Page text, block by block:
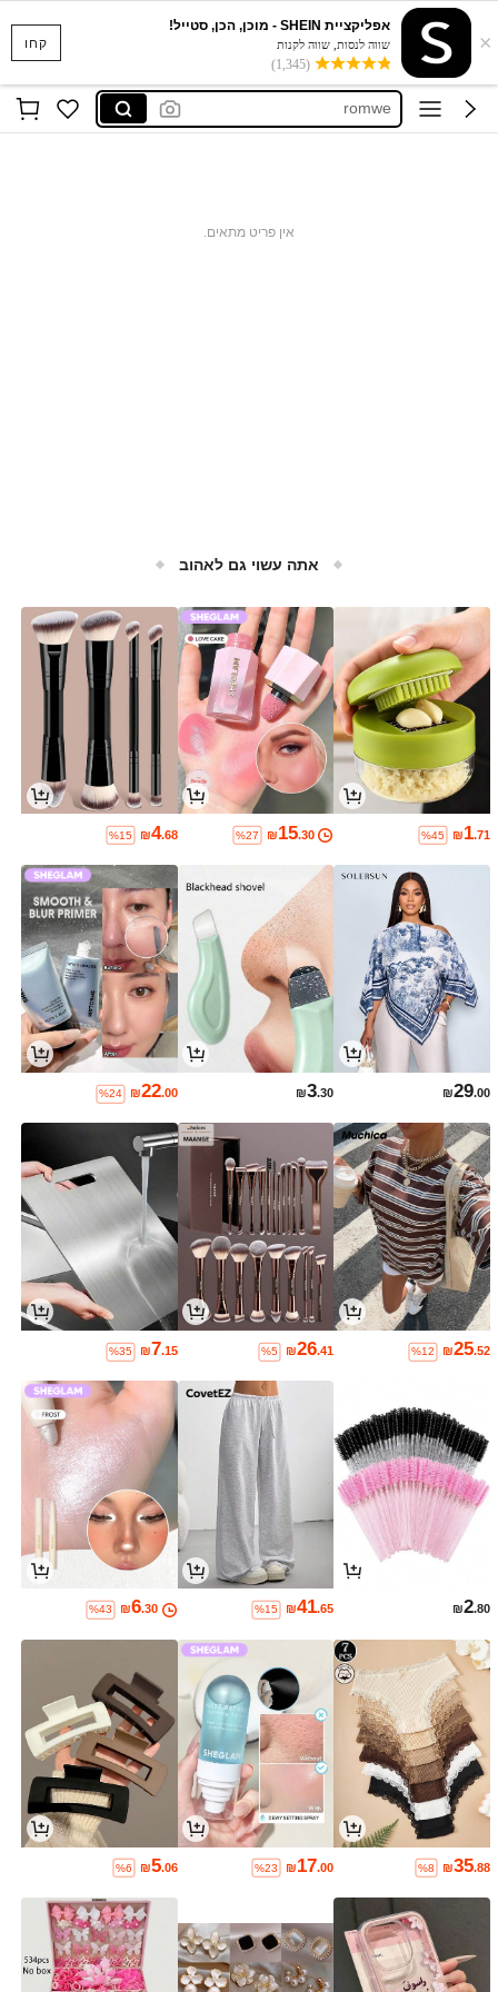
קחו ×
אפליקציית SHEIN - מוכן, הכן, סטייל!
שווה לנסות, שווה לקנות
(1,345)
手機殼
cute phone case
romwe
אין פריט מתאים.
אתה עשוי גם לאהוב
₪1.71
%45
₪15.30
%27
₪4.68
%15
₪29.00
₪3.30
₪22.00
%24
₪25.52
%12
₪26.41
%5
₪7.15
%35
₪2.80
₪41.65
%15
₪6.30
%43
₪35.88
%8
₪17.00
%23
₪5.06
%6